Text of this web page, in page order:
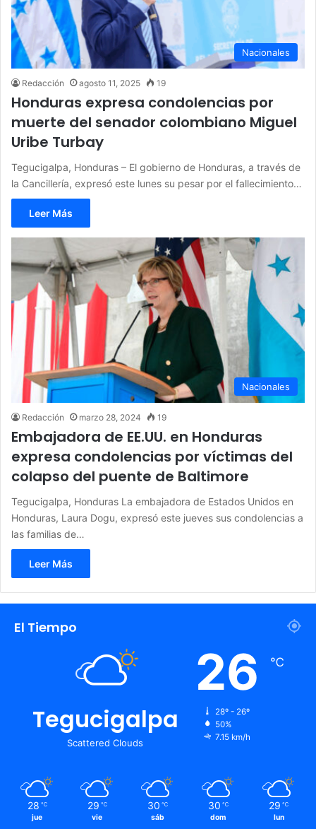
Nacionales
Redacción agosto 11, 2025 19
Honduras expresa condolencias por
muerte del senador colombiano Miguel
Uribe Turbay
Tegucigalpa, Honduras – El gobierno de Honduras, a través de
la Cancillería, expresó este lunes su pesar por el fallecimiento…
Leer Más
Nacionales
Redacción marzo 28, 2024 19
Embajadora de EE.UU. en Honduras
expresa condolencias por víctimas del
colapso del puente de Baltimore
Tegucigalpa, Honduras La embajadora de Estados Unidos en
Honduras, Laura Dogu, expresó este jueves sus condolencias a
las familias de…
Leer Más
El Tiempo
Tegucigalpa
Scattered Clouds
26 ℃
28º - 26º
50%
7.15 km/h
28 ℃
jue
29 ℃
vie
30 ℃
sáb
30 ℃
dom
29 ℃
lun